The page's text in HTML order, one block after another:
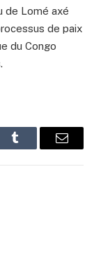
de Lomé axé
de paix
du Congo
Tumblr Email